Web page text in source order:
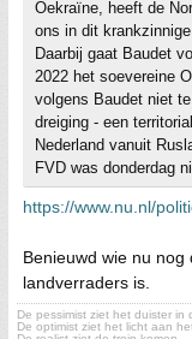
Oekraïne, heeft de
ons in dit
Daarbij gaat Baudet
2022 het soevereine
volgens Baudet niet
dreiging - een
Nederland vanuit
FVD was donderdag
https://www.nu.nl/
Benieuwd wie nu
landverraders is.
De pessimist ziet het duister in
De optimist ziet het licht aan